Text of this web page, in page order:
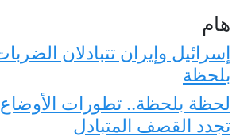
هام
إسرائيل وإيران تتبادلان
بلحظة
لحظة بلحظة.. تطورات الأوضاع
تجدد القصف المتبادل